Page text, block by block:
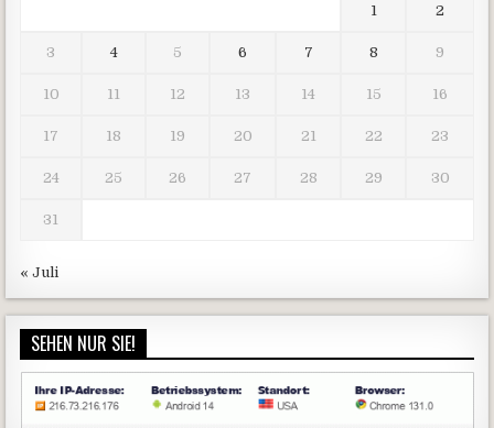
1 2
3 4 5 6 7 8 9
10 11 12 13 14 15 16
17 18 19 20 21 22 23
24 25 26 27 28 29 30
31
« Juli
SEHEN NUR SIE!